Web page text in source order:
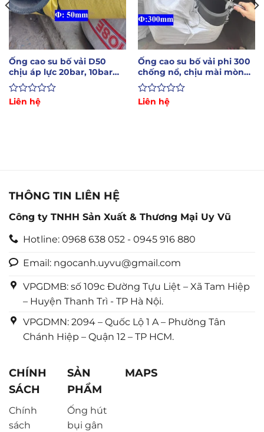
Ống cao su bố vải D50
chịu áp lực 20bar, 10bar
chịu mài mòn cao
Được
Liên hệ
Ống cao su bố vải phi 300
chống nổ, chịu mài mòn
xả cát, bùn
Được
Liên hệ
THÔNG TIN LIÊN HỆ
Công ty TNHH Sản Xuất & Thương Mại Uy Vũ
Hotline: 0968 638 052 - 0945 916 880
Email: ngocanh.uyvu@gmail.com
VPGDMB: số 109c Đường Tựu Liệt – Xã Tam Hiệp
– Huyện Thanh Trì - TP Hà Nội.
VPGDMN: 2094 – Quốc Lộ 1 A – Phường Tân
Chánh Hiệp – Quận 12 – TP HCM.
CHÍNH
SÁCH
Chính
sách
SẢN
PHẨM
Ống hút
bụi gân
MAPS